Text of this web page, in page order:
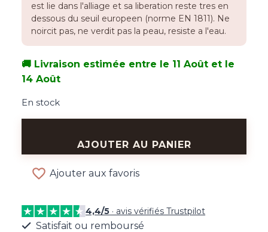
est lie dans l'alliage et sa liberation reste tres en
dessous du seuil europeen (norme EN 1811). Ne
noircit pas, ne verdit pas la peau, resiste a l'eau.
🚚 Livraison estimée entre le 11 Août et le
14 Août
En stock
Bracelet
Harmonie
AJOUTER AU PANIER
Ajouter aux favoris
4,4/5 · avis vérifiés Trustpilot
Satisfait ou remboursé